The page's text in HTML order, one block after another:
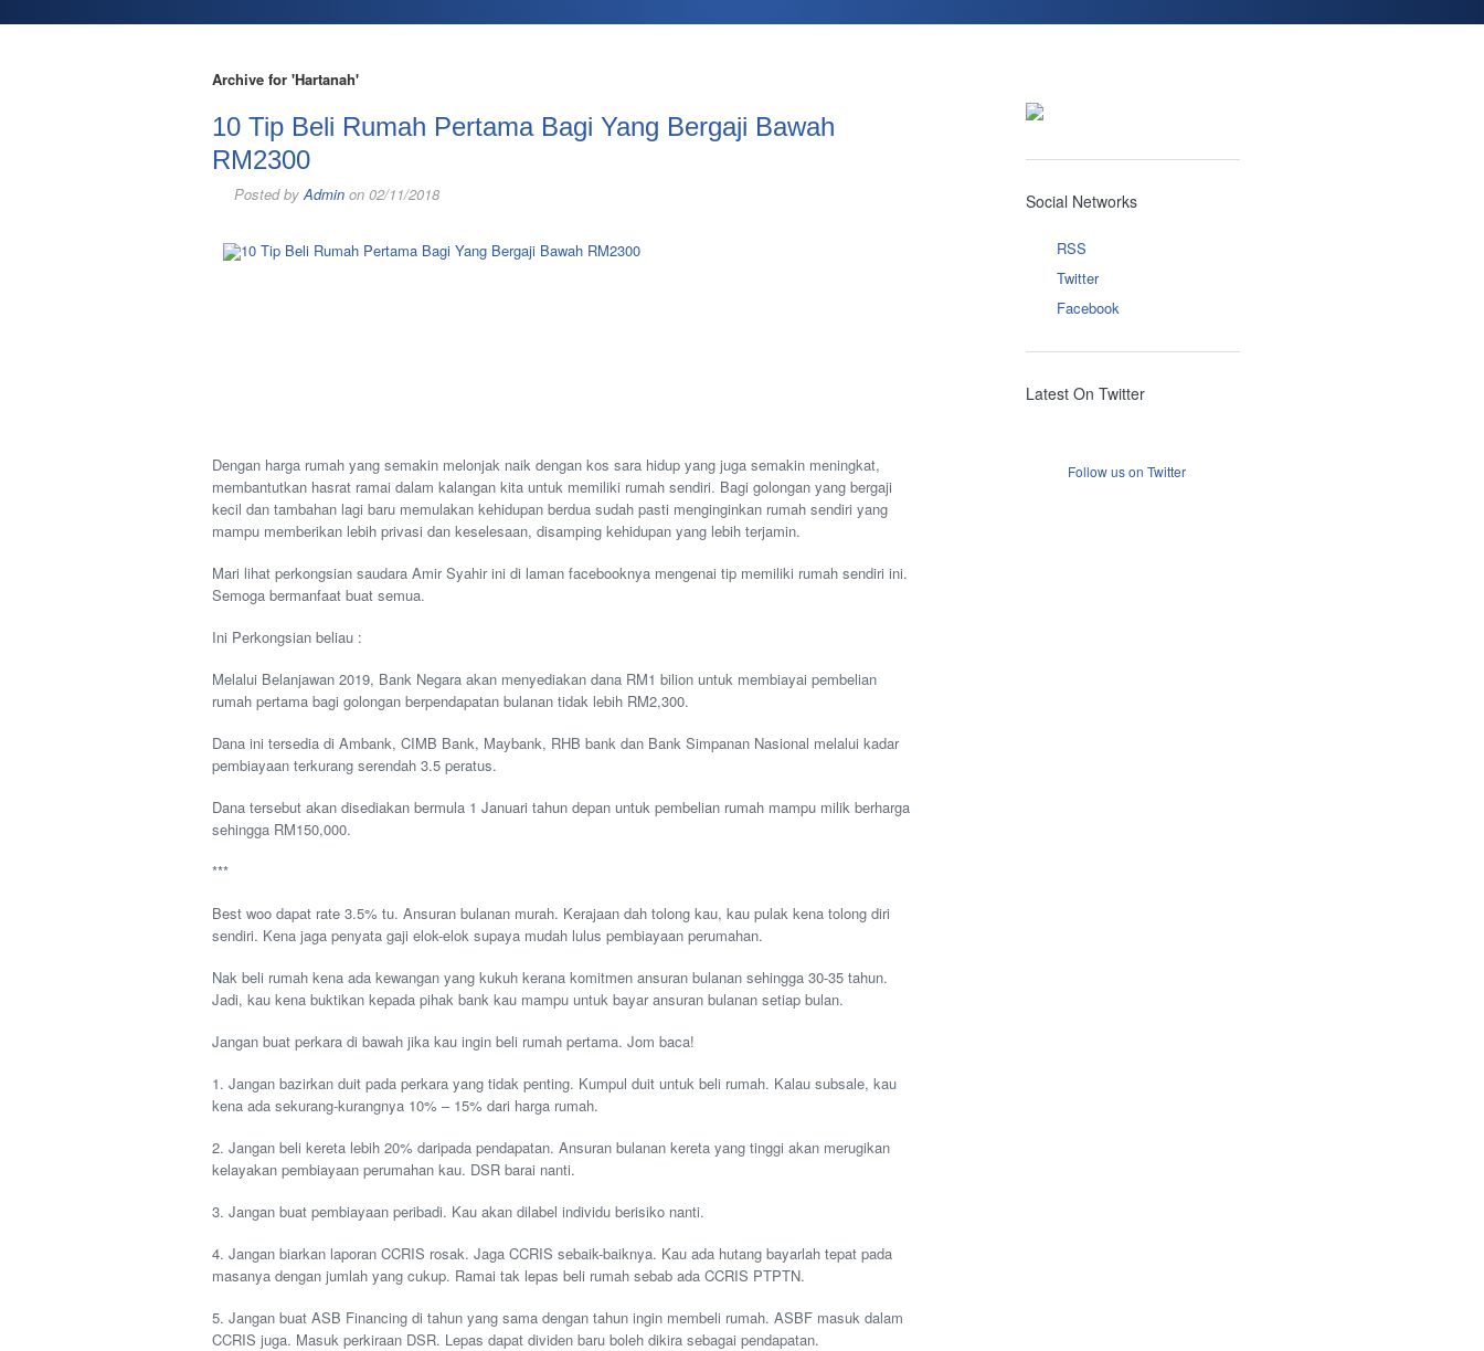
Archive for 'Hartanah'
10 Tip Beli Rumah Pertama Bagi Yang Bergaji Bawah
RM2300
Posted byAdmin on 02/11/2018
Dengan harga rumah yang semakin melonjak naik dengan kos sara hidup yang juga semakin meningkat,
membantutkan hasrat ramai dalam kalangan kita untuk memiliki rumah sendiri. Bagi golongan yang bergaji
kecil dan tambahan lagi baru memulakan kehidupan berdua sudah pasti menginginkan rumah sendiri yang
mampu memberikan lebih privasi dan keselesaan, disamping kehidupan yang lebih terjamin.
Mari lihat perkongsian saudara Amir Syahir ini di laman facebooknya mengenai tip memiliki rumah sendiri ini.
Semoga bermanfaat buat semua.
Ini Perkongsian beliau :
Melalui Belanjawan 2019, Bank Negara akan menyediakan dana RM1 bilion untuk membiayai pembelian
rumah pertama bagi golongan berpendapatan bulanan tidak lebih RM2,300.
Dana ini tersedia di Ambank, CIMB Bank, Maybank, RHB bank dan Bank Simpanan Nasional melalui kadar
pembiayaan terkurang serendah 3.5 peratus.
Dana tersebut akan disediakan bermula 1 Januari tahun depan untuk pembelian rumah mampu milik berharga
sehingga RM150,000.
***
Best woo dapat rate 3.5% tu. Ansuran bulanan murah. Kerajaan dah tolong kau, kau pulak kena tolong diri
sendiri. Kena jaga penyata gaji elok-elok supaya mudah lulus pembiayaan perumahan.
Nak beli rumah kena ada kewangan yang kukuh kerana komitmen ansuran bulanan sehingga 30-35 tahun.
Jadi, kau kena buktikan kepada pihak bank kau mampu untuk bayar ansuran bulanan setiap bulan.
Jangan buat perkara di bawah jika kau ingin beli rumah pertama. Jom baca!
1. Jangan bazirkan duit pada perkara yang tidak penting. Kumpul duit untuk beli rumah. Kalau subsale, kau
kena ada sekurang-kurangnya 10% – 15% dari harga rumah.
2. Jangan beli kereta lebih 20% daripada pendapatan. Ansuran bulanan kereta yang tinggi akan merugikan
kelayakan pembiayaan perumahan kau. DSR barai nanti.
3. Jangan buat pembiayaan peribadi. Kau akan dilabel individu berisiko nanti.
4. Jangan biarkan laporan CCRIS rosak. Jaga CCRIS sebaik-baiknya. Kau ada hutang bayarlah tepat pada
masanya dengan jumlah yang cukup. Ramai tak lepas beli rumah sebab ada CCRIS PTPTN.
5. Jangan buat ASB Financing di tahun yang sama dengan tahun ingin membeli rumah. ASBF masuk dalam
CCRIS juga. Masuk perkiraan DSR. Lepas dapat dividen baru boleh dikira sebagai pendapatan.
Social Networks
RSS
Twitter
Facebook
Latest On Twitter
Follow us on Twitter